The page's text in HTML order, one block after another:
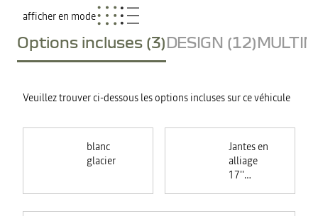
afficher en mode
Options incluses (3)DESIGN (12)
Veuillez trouver ci-dessous les options incluses sur ce véhicule
blanc
glacier
Jantes en
alliage
17''